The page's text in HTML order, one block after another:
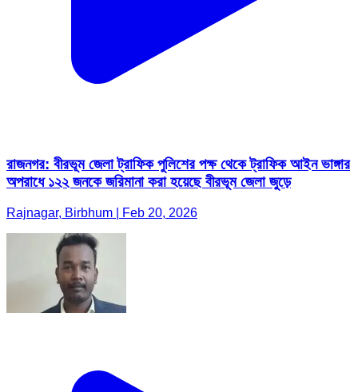
রাজনগর: বীরভূম জেলা ট্রাফিক পুলিশের পক্ষ থেকে ট্রাফিক আইন ভাঙ্গার
অপরাধে ১২২ জনকে জরিমানা করা হয়েছে বীরভূম জেলা জুড়ে
Rajnagar, Birbhum | Feb 20, 2026